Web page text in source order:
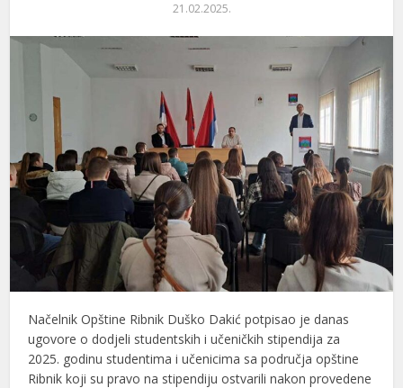
21.02.2025.
Načelnik Opštine Ribnik Duško Dakić potpisao je danas
ugovore o dodjeli studentskih i učeničkih stipendija za
2025. godinu studentima i učenicima sa područja opštine
Ribnik koji su pravo na stipendiju ostvarili nakon provedene